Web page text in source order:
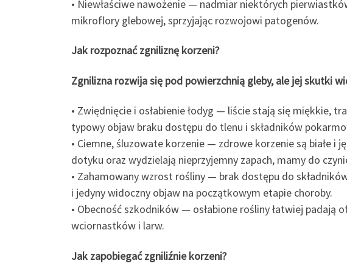
• Niewłaściwe nawożenie — nadmiar niektórych
mikroflory glebowej, sprzyjając rozwojowi patogenów.
Jak rozpoznać zgniliznę korzeni?
Zgnilizna rozwija się pod powierzchnią gleby, ale jej skutki
• Zwiędnięcie i osłabienie łodyg — liście stają się miękkie,
typowy objaw braku dostępu do tlenu i składników
• Ciemne, śluzowate korzenie — zdrowe korzenie są białe i
dotyku oraz wydzielają nieprzyjemny zapach, mamy do
• Zahamowany wzrost rośliny — brak dostępu do
i jedyny widoczny objaw na początkowym etapie choroby.
• Obecność szkodników — osłabione rośliny łatwiej
wciornastków i larw.
Jak zapobiegać zgniliźnie korzeni?